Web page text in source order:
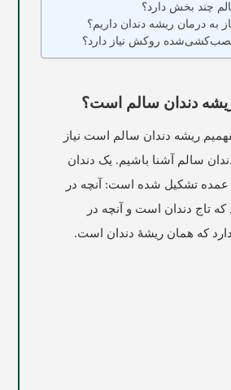
چند بخش دارد؟
به درمان ریشه دندان داریم؟
روکش نیاز دارد؟
ریشه دندان سالم است؟
ریشه دندان سالم است نیاز
سالم آشنا باشیم. يک دندان
تشکيل شده است: آنچه در
تاج دندان است و آنچه در
که همان ريشۀ دندان است.